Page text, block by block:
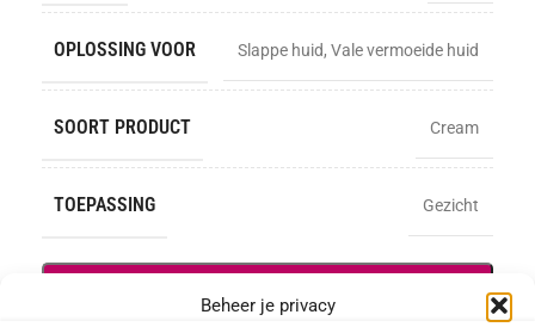
Beheer je privacy
OPLOSSING VOOR Slappe huid, Vale vermoeide huid
SOORT PRODUCT Cream
TOEPASSING Gezicht